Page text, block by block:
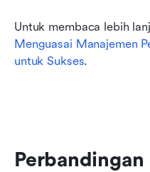
Menguasai Manajemen
untuk Sukses.